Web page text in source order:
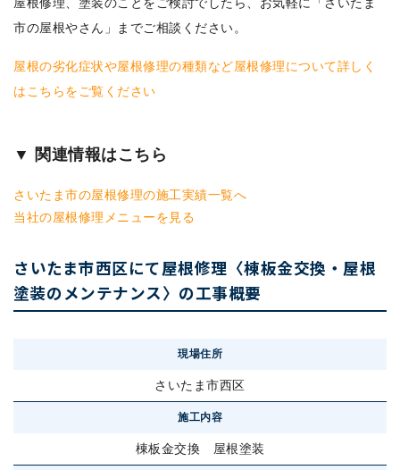
市の屋根やさん」までご相談ください。
屋根の劣化症状や屋根修理の種類など屋根修理について詳しく
はこちらをご覧ください
▼ 関連情報はこちら
さいたま市の屋根修理の施工実績一覧へ
当社の屋根修理メニューを見る
さいたま市西区にて屋根修理〈棟板金交換・屋根
塗装のメンテナンス〉の工事概要
現場住所
さいたま市西区
施工内容
棟板金交換 屋根塗装